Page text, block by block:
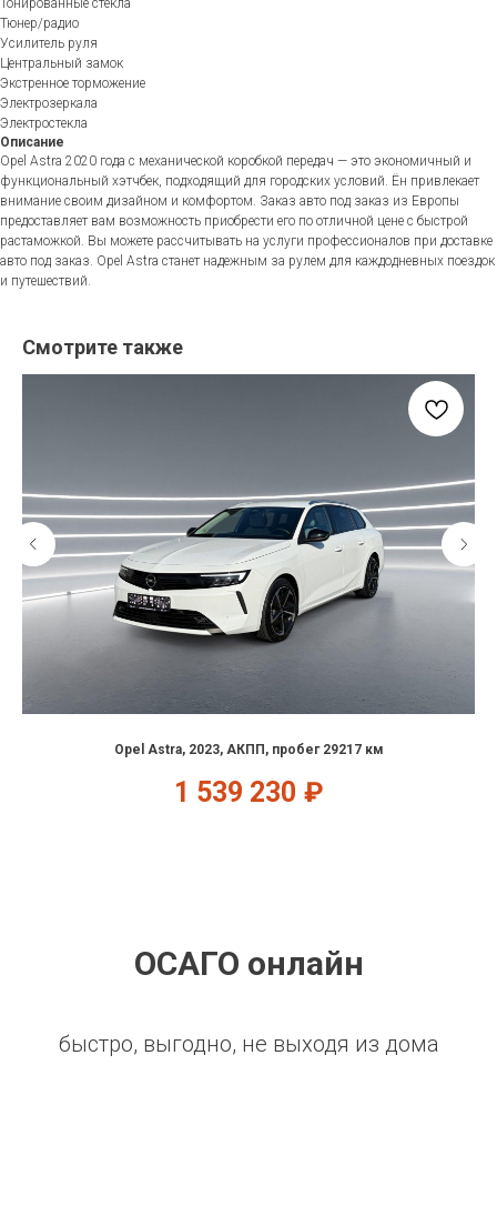
Тонированные стекла
Тюнер/радио
Усилитель руля
Центральный замок
Экстренное торможение
Электрозеркала
Электростекла
Описание
Opel Astra 2020 года с механической коробкой передач — это экономичный и
функциональный хэтчбек, подходящий для городских условий. Ён привлекает
внимание своим дизайном и комфортом. Заказ авто под заказ из Европы
предоставляет вам возможность приобрести его по отличной цене с быстрой
растаможкой. Вы можете рассчитывать на услуги профессионалов при доставке
авто под заказ. Opel Astra станет надежным за рулем для каждодневных поездок
и путешествий.
Смотрите также
Opel Astra, 2023, АКПП, пробег 29217 км
1 539 230 ₽
ОСАГО онлайн
быстро, выгодно, не выходя из дома